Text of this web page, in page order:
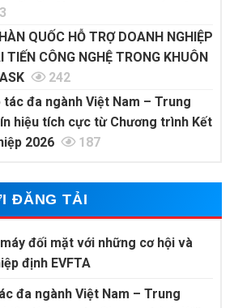
QUỐC HỖ TRỢ DOANH NGHIỆP
TIẾN CÔNG NGHỆ TRONG KHUÔN
242
tác đa ngành Việt Nam – Trung
hiệu tích cực từ Chương trình Kết
2026
187
ĐĂNG TẢI
đối mặt với những cơ hội và
định EVFTA
đa ngành Việt Nam – Trung